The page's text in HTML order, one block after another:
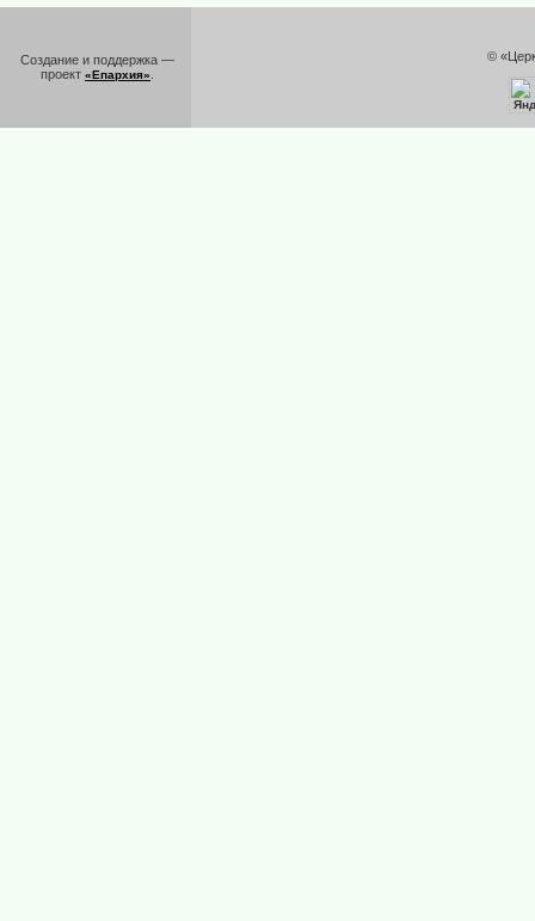
Создание и поддержка —
проект «Епархия»
©